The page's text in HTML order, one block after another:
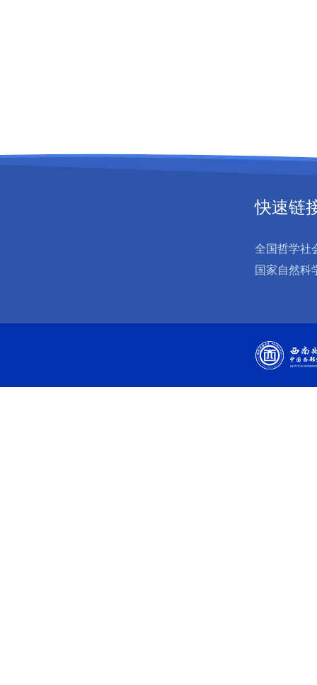
快速链
全国哲学社
国家自然科